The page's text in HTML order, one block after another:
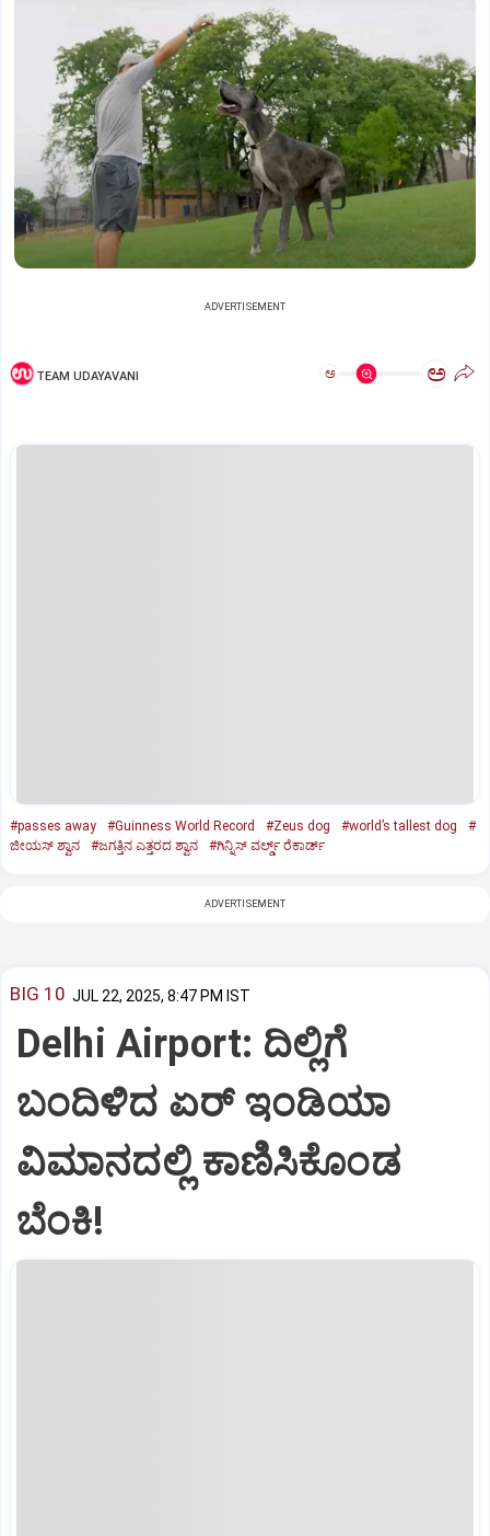
ADVERTISEMENT
TEAM UDAYAVANI ಅ ಅ
#passes away #Guinness World Record #Zeus dog #world’s tallest dog
#
ಜೀಯಸ್‌ ಶ್ವಾನ
#ಜಗತ್ತಿನ ಎತ್ತರದ ಶ್ವಾನ #ಗಿನ್ನಿಸ್‌ ವರ್ಲ್ಡ್‌ ರೆಕಾರ್ಡ್
ADVERTISEMENT
BIG 10 JUL 22, 2025, 8:47 PM IST
Delhi Airport: ದಿಲ್ಲಿಗೆ
ಬಂದಿಳಿದ ಏರ್‌ ಇಂಡಿಯಾ
ವಿಮಾನದಲ್ಲಿ ಕಾಣಿಸಿಕೊಂಡ
ಬೆಂಕಿ!